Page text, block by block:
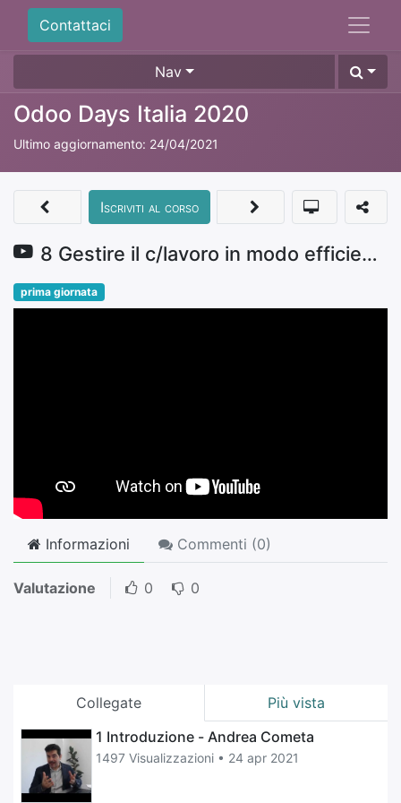
Contattaci
Nav
Odoo Days Italia 2020
Ultimo aggiornamento: 24/04/2021
Collegate
Più vista
1 Introduzione - Andrea Cometa
1497 Visualizzazioni • 24 apr 2021
8 Gestire il c/lavoro in modo efficiente - Andrea Piovesana e Ruben Tonetto
Iscriviti al corso
prima giornata
Informazioni Commenti (0)
Valutazione 0 0